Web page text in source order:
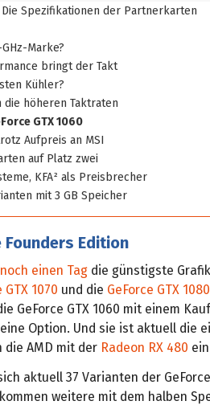
Die Spezifikationen der Partnerkarten
Marke?
bringt der Takt
Kühler?
die höheren Taktraten
GTX 1060
Aufpreis an MSI
auf Platz zwei
KFA² als Preisbrecher
mit 3 GB Speicher
Edition
noch einen Tag die günstigste
GTX 1070 und die GeForce GTX 1080
GeForce GTX 1060 mit einem
Option. Und sie ist aktuell die
die AMD mit der Radeon RX 480
aktuell 37 Varianten der GeForce
kommen weitere mit dem halben